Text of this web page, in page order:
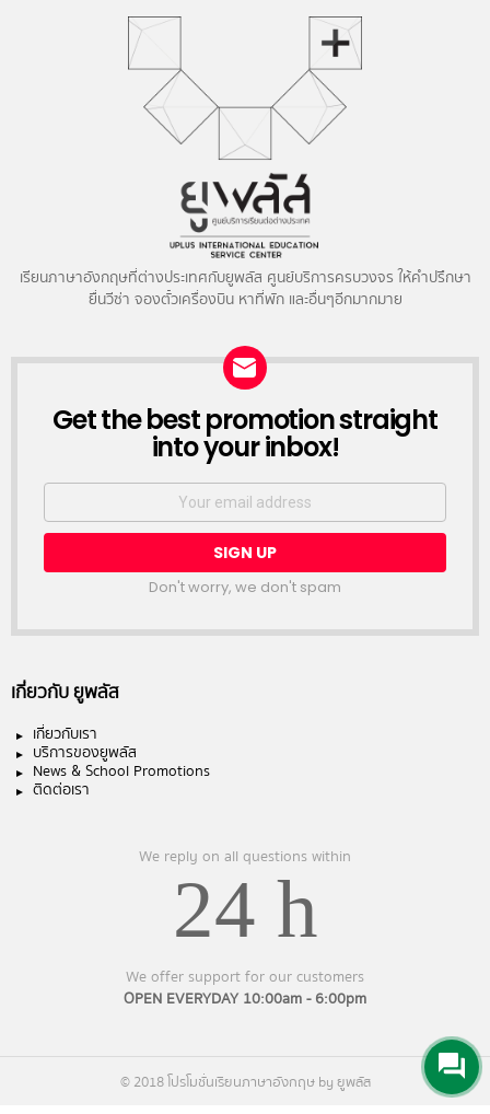
เรียนภาษาอังกฤษที่ต่างประเทศกับยูพลัส ศูนย์บริการครบวงจร ให้คำปรึกษา
ยื่นวีซ่า จองตั๋วเครื่องบิน หาที่พัก และอื่นๆอีกมากมาย
NEWSLETTER
Get the best promotion straight
into your inbox!
Email
Don't worry, we don't spam
เกี่ยวกับ ยูพลัส
เกี่ยวกับเรา
บริการของยูพลัส
News & School Promotions
ติดต่อเรา
We reply on all questions within
24 h
We offer support for our customers
OPEN EVERYDAY 10:00am - 6:00pm
© 2018 โปรโมชั่นเรียนภาษาอังกฤษ by ยูพลัส